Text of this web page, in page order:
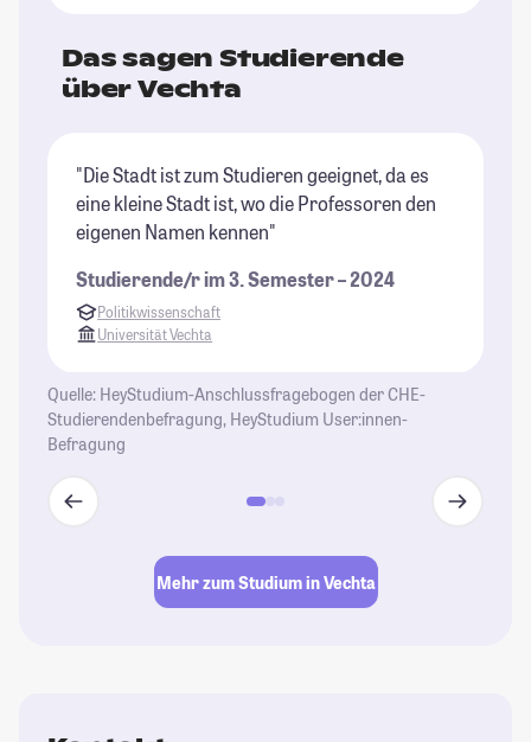
Das sagen Studierende
über Vechta
"Die Stadt ist zum Studieren geeignet, da es
eine kleine Stadt ist, wo die Professoren den
eigenen Namen kennen"
Studierende/r im 3. Semester – 2024
Politikwissenschaft
Universität Vechta
Quelle: HeyStudium-Anschlussfragebogen der CHE-
Studierendenbefragung, HeyStudium User:innen-
Befragung
Mehr zum Studium in Vechta